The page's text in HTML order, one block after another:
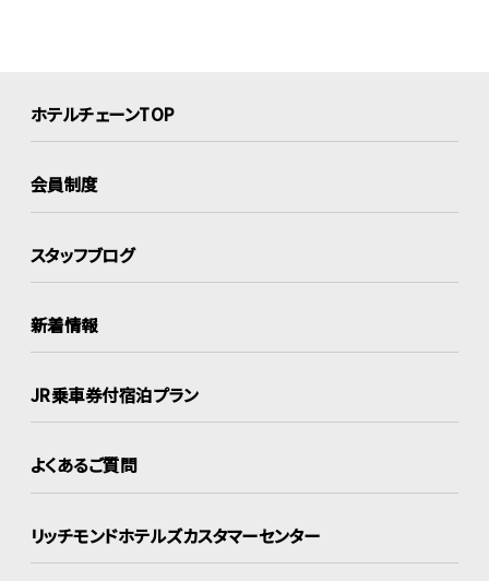
ホテルチェーンTOP
会員制度
スタッフブログ
新着情報
JR乗車券付宿泊プラン
よくあるご質問
リッチモンドホテルズカスタマーセンター